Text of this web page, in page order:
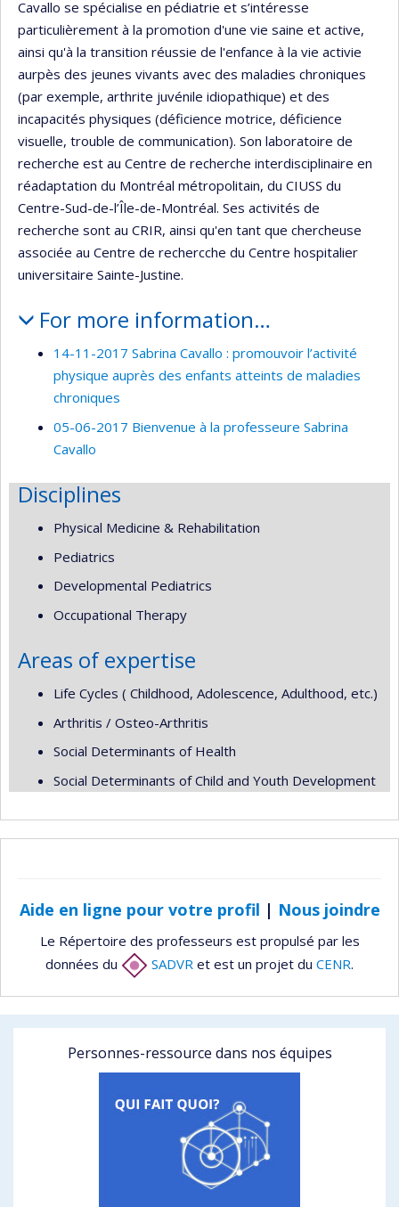
Cavallo se spécialise en pédiatrie et s’intéresse
particulièrement à la promotion d'une vie saine et active,
ainsi qu'à la transition réussie de l'enfance à la vie activie
aurpès des jeunes vivants avec des maladies chroniques
(par exemple, arthrite juvénile idiopathique) et des
incapacités physiques (déficience motrice, déficience
visuelle, trouble de communication). Son laboratoire de
recherche est au Centre de recherche interdisciplinaire en
réadaptation du Montréal métropolitain, du CIUSS du
Centre-Sud-de-l’Île-de-Montréal. Ses activités de
recherche sont au CRIR, ainsi qu'en tant que chercheuse
associée au Centre de rechercche du Centre hospitalier
universitaire Sainte-Justine.
For more information…
14-11-2017 Sabrina Cavallo : promouvoir l’activité
physique auprès des enfants atteints de maladies
chroniques
05-06-2017 Bienvenue à la professeure Sabrina
Cavallo
Disciplines
Physical Medicine & Rehabilitation
Pediatrics
Developmental Pediatrics
Occupational Therapy
Areas of expertise
Life Cycles ( Childhood, Adolescence, Adulthood, etc.)
Arthritis / Osteo-Arthritis
Social Determinants of Health
Social Determinants of Child and Youth Development
Aide en ligne pour votre profil | Nous joindre
Le Répertoire des professeurs est propulsé par les
données du
SADVR et est un projet du CENR.
Personnes-ressource dans nos équipes